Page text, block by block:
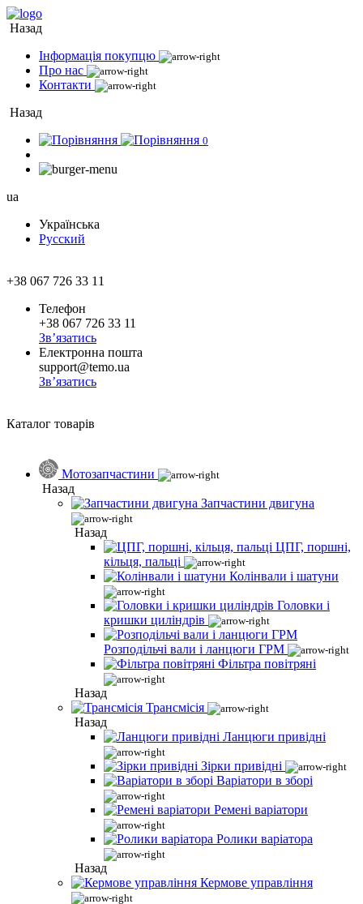
Назад
Інформація покупцю
Про нас
Контакти
Назад
0
ua
Українська
Русский
+38 067 726 33 11
Телефон
+38 067 726 33 11
Зв’язатись
Електронна пошта
support@temo.ua
Зв’язатись
Каталог товарів
Мотозапчастини
Назад
Запчастини двигуна
Назад
ЦПГ, поршні,
кільця, пальці
Колінвали і шатуни
Головки і
кришки циліндрів
Розподільчі вали і ланцюги ГРМ
Фільтра повітряні
Назад
Трансмісія
Назад
Ланцюги привідні
Зірки привідні
Варіатори в зборі
Ремені варіатори
Ролики варіатора
Назад
Кермове управління